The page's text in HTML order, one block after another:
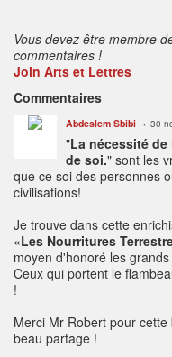
Vous devez être membre
commentaires !
Join Arts et Lettres
Commentaires
Abdeslem Sbibi 30
"La nécessité
de soi." sont les
que ce soi des personnes
civilisations!
Je trouve dans cette
«Les Nourritures
moyen d'honoré les
Ceux qui portent le
!
Merci Mr Robert pour
beau partage !